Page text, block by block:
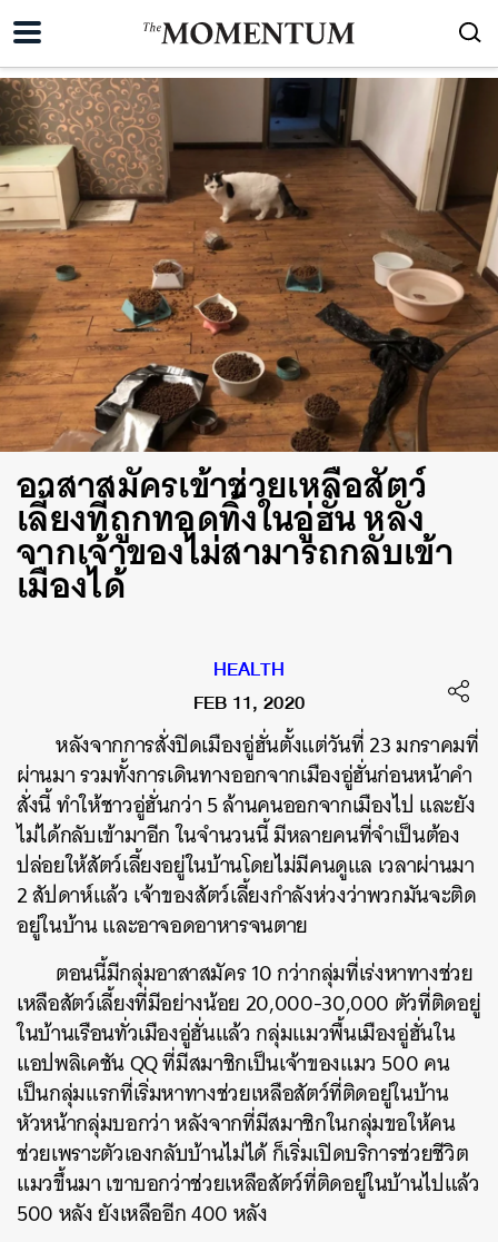
อาสาสมัครเข้าช่วยเหลือสัตว์
เลี้ยงที่ถูกทอดทิ้งในอู่ฮั่น หลัง
จากเจ้าของไม่สามารถกลับเข้า
เมืองได้
HEALTH
FEB 11, 2020
หลังจากการสั่งปิดเมืองอู่ฮั่นตั้งแต่วันที่23มกราคมที่
ผ่านมารวมทั้งการเดินทางออกจากเมืองอู่ฮั่นก่อนหน้าคำ
สั่งนี้ทำให้ชาวอู่ฮั่นกว่า5ล้านคนออกจากเมืองไป และยัง
ไม่ได้กลับเข้ามาอีกในจำนวนนี้มีหลายคนที่จำเป็นต้อง
ปล่อยให้สัตว์เลี้ยงอยู่ในบ้านโดยไม่มีคนดูแล เวลาผ่านมา
2สัปดาห์แล้ว เจ้าของสัตว์เลี้ยงกำลังห่วงว่าพวกมันจะติด
อยู่ในบ้านและอาจอดอาหารจนตาย
ตอนนี้มีกลุ่มอาสาสมัคร10กว่ากลุ่มที่เร่งหาทางช่วย
เหลือสัตว์เลี้ยงที่มีอย่างน้อย 20,000-30,000 ตัวที่ติดอยู่
ในบ้านเรือนทั่วเมืองอู่ฮั่นแล้วกลุ่มแมวพื้นเมืองอู่ฮั่นใน
แอปพลิเคชันQQที่มีสมาชิกเป็นเจ้าของแมว 500คน
เป็นกลุ่มแรกที่เริ่มหาทางช่วยเหลือสัตว์ที่ติดอยู่ในบ้าน
หัวหน้ากลุ่มบอกว่าหลังจากที่มีสมาชิกในกลุ่มขอให้คน
ช่วยเพราะตัวเองกลับบ้านไม่ได้ก็เริ่มเปิดบริการช่วยชีวิต
แมวขึ้นมาเขาบอกว่าช่วยเหลือสัตว์ที่ติดอยู่ในบ้านไปแล้ว
500หลังยังเหลืออีก400หลัง